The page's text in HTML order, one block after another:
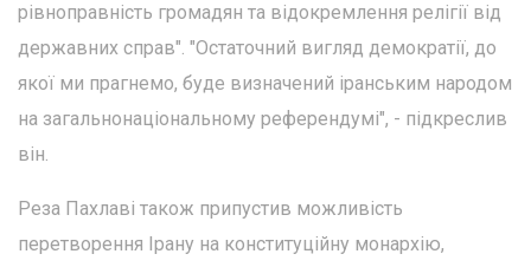
рівноправність громадян та відокремлення релігії від
державних справ". "Остаточний вигляд демократії, до
якої ми прагнемо, буде визначений іранським народом
на загальнонаціональному референдумі", - підкреслив
він.
Реза Пахлаві також припустив можливість
перетворення Ірану на конституційну монархію,